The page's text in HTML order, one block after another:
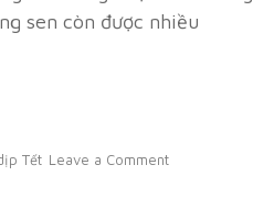
sen còn được nhiều
Tết Leave a Comment